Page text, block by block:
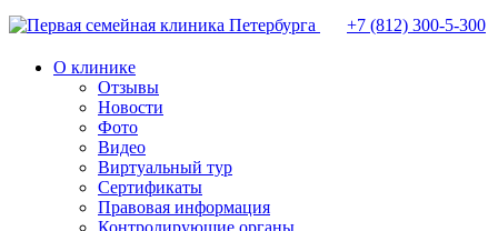
+7 (812) 300-5-300
О клинике
Отзывы
Новости
Фото
Видео
Виртуальный тур
Сертификаты
Правовая информация
Контролирующие органы